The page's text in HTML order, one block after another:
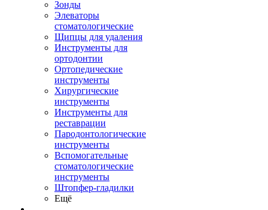
Зонды
Элеваторы
стоматологические
Щипцы для удаления
Инструменты для
ортодонтии
Ортопедические
инструменты
Хирургические
инструменты
Инструменты для
реставрации
Пародонтологические
инструменты
Вспомогательные
стоматологические
инструменты
Штопфер-гладилки
Ещё